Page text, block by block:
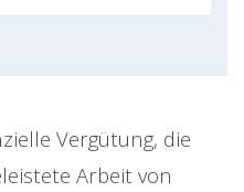
Vergütung, die
Arbeit von